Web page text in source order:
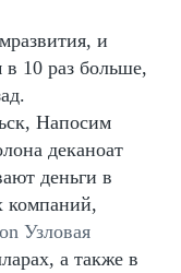
и
10 раз больше,
Напосим
деканоат
деньги в
компаний,
Узловая
а также в